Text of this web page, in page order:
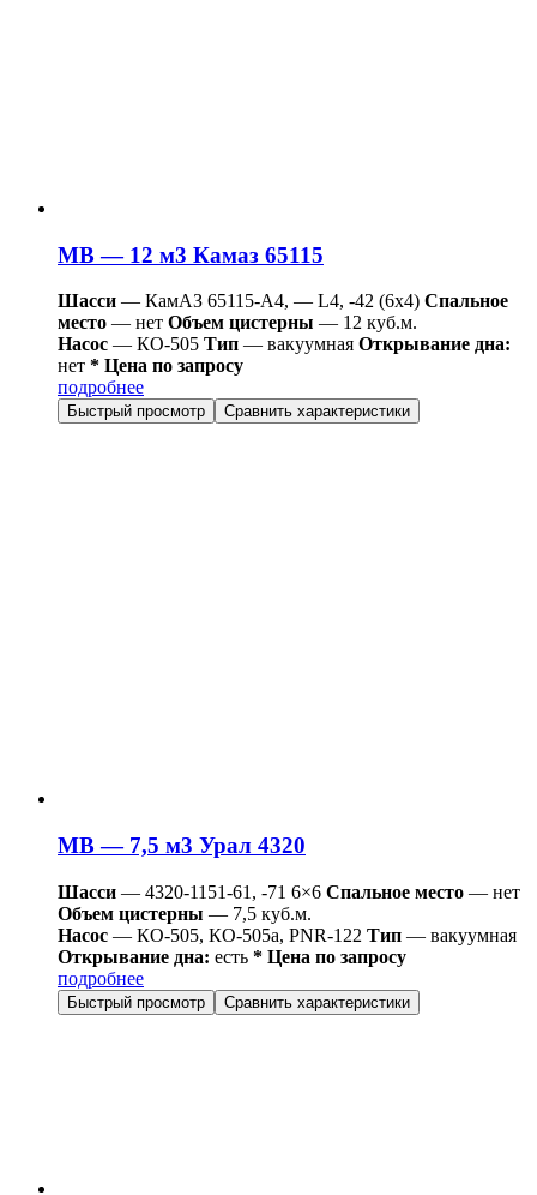
МВ — 12 м3 Камаз 65115
Шасси — КамАЗ 65115-А4, — L4, -42 (6х4) Спальное
место — нет Объем цистерны — 12 куб.м.
Насос — КО-505 Тип — вакуумная Открывание дна:
нет * Цена по запросу
подробнее
Быстрый просмотр Сравнить характеристики
МВ — 7,5 м3 Урал 4320
Шасси — 4320-1151-61, -71 6×6 Спальное место — нет
Объем цистерны — 7,5 куб.м.
Насос — КО-505, КО-505а, PNR-122 Тип — вакуумная
Открывание дна: есть * Цена по запросу
подробнее
Быстрый просмотр Сравнить характеристики